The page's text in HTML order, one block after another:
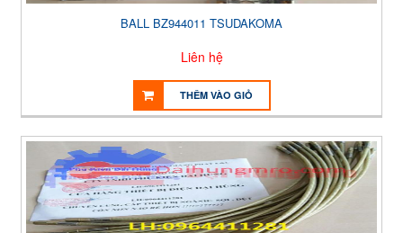
BALL BZ944011 TSUDAKOMA
Liên hệ
THÊM VÀO GIỎ